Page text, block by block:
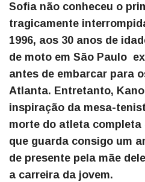
Sofia não conheceu o
tragicamente
1996, aos 30 anos de
de moto em São Paulo
antes de embarcar para
Atlanta. Entretanto,
inspiração da mesa-
morte do atleta
que guarda consigo um
de presente pela mãe
a carreira da jovem.